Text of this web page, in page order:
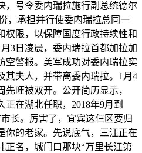
，号令委内瑞拉施行副总统德尔
，承担并行使委内瑞拉总同一
权限，以保障国度行政持续性和
3日凌晨，委内瑞拉首都加拉加
空警报。美军成功对委内瑞拉实
其夫人，并带离委内瑞拉。1月4
先旺被双开。公开简历显示，
正在湖北任职，2018年9月到
长。厉害了，宜宾这仨区要归
你的老家。先说底气，三江正在
正名，城门口那块“万里长江第